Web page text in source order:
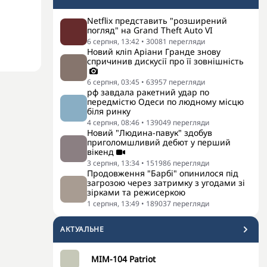
Netflix представить "розширений
погляд" на Grand Theft Auto VI
6 серпня, 13:42 • 30081 перегляди
Новий кліп Аріани Гранде знову
спричинив дискусії про її зовнішність
6 серпня, 03:45 • 63957 перегляди
рф завдала ракетний удар по
передмістю Одеси по людному місцю
біля ринку
4 серпня, 08:46 • 139049 перегляди
Новий "Людина-павук" здобув
приголомшливий дебют у перший
вікенд
3 серпня, 13:34 • 151986 перегляди
Продовження "Барбі" опинилося під
загрозою через затримку з угодами зі
зірками та режисеркою
1 серпня, 13:49 • 189037 перегляди
АКТУАЛЬНЕ
MIM-104 Patriot